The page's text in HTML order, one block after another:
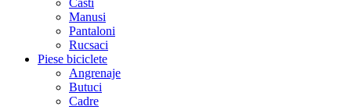
Casti
Manusi
Pantaloni
Rucsaci
Piese biciclete
Angrenaje
Butuci
Cadre